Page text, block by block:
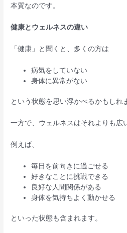
本質なのです。
健康とウェルネスの違い
「健康」と聞くと、多くの方は
病気をしていない
身体に異常がない
という状態を思い浮かべるかもしれ
一方で、ウェルネスはそれよりも広
例えば、
毎日を前向きに過ごせる
好きなことに挑戦できる
良好な人間関係がある
身体を気持ちよく動かせる
といった状態も含まれます。